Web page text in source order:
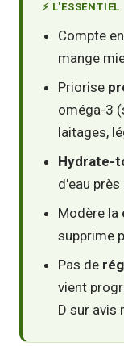
⚡ L'ESSENTIEL
Compte
mange
Priorise
oméga-3
laitages,
Hydrate-
d'eau
Modère la
supprime
Pas de
vient
D sur avis